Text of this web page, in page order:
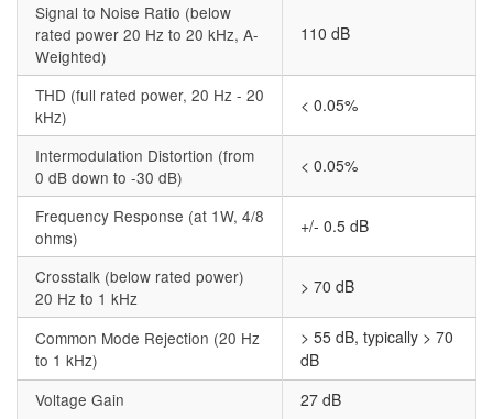
Signal to Noise Ratio (below
rated power 20 Hz to 20 kHz, A-
Weighted)
110 dB
THD (full rated power, 20 Hz - 20
kHz)
< 0.05%
Intermodulation Distortion (from
0 dB down to -30 dB)
< 0.05%
Frequency Response (at 1W, 4/8
ohms)
+/- 0.5 dB
Crosstalk (below rated power)
20 Hz to 1 kHz
> 70 dB
Common Mode Rejection (20 Hz
to 1 kHz)
> 55 dB, typically > 70
dB
Voltage Gain
27 dB